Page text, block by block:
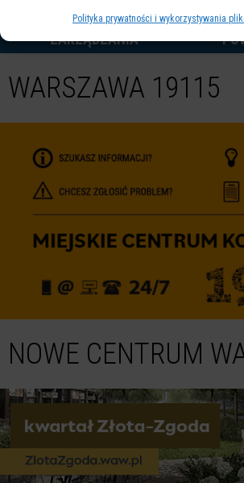
Polityka prywatności i wykorzystywania
ZINTEGROWANY
SYSTEM
ZARZĄDZANIA
WARSZAWA 19115
NOWE CENTRUM